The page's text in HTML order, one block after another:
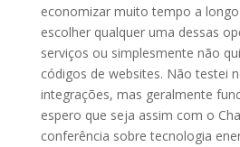
economizar muito tempo a
escolher qualquer uma dessas
serviços ou simplesmente não
códigos de websites. Não testei
integrações, mas geralmente
espero que seja assim com o
conferência sobre tecnologia